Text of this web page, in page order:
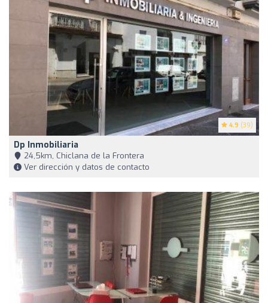
4.9 (39)
Dp Inmobiliaria
24,5km, Chiclana de la Frontera
Ver dirección y datos de contacto